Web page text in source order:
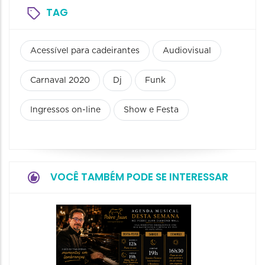
TAG
Acessível para cadeirantes Audiovisual
Carnaval 2020 Dj Funk
Ingressos on-line Show e Festa
VOCÊ TAMBÉM PODE SE INTERESSAR